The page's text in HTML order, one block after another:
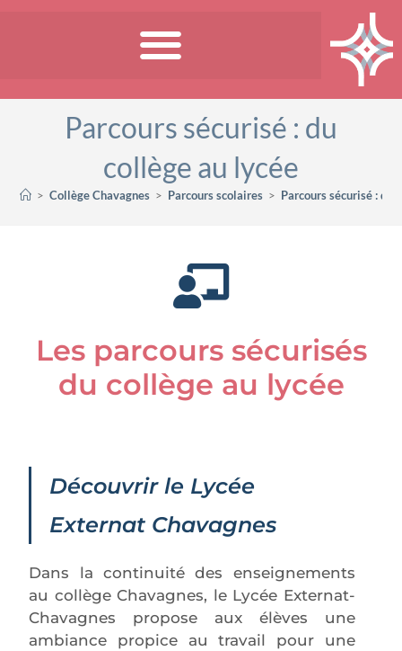
Parcours sécurisé : du
collège au lycée
> Collège Chavagnes > Parcours scolaires > Parcours sécurisé : du
Les parcours sécurisés
du collège au lycée
Découvrir le Lycée
Externat Chavagnes
Dans la continuité des enseignements
au collège Chavagnes, le Lycée Externat-
Chavagnes propose aux élèves une
ambiance propice au travail pour une